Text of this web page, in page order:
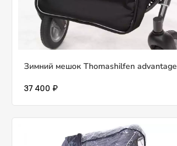
Зимний мешок Thomashilfen advantage
37 400 ₽